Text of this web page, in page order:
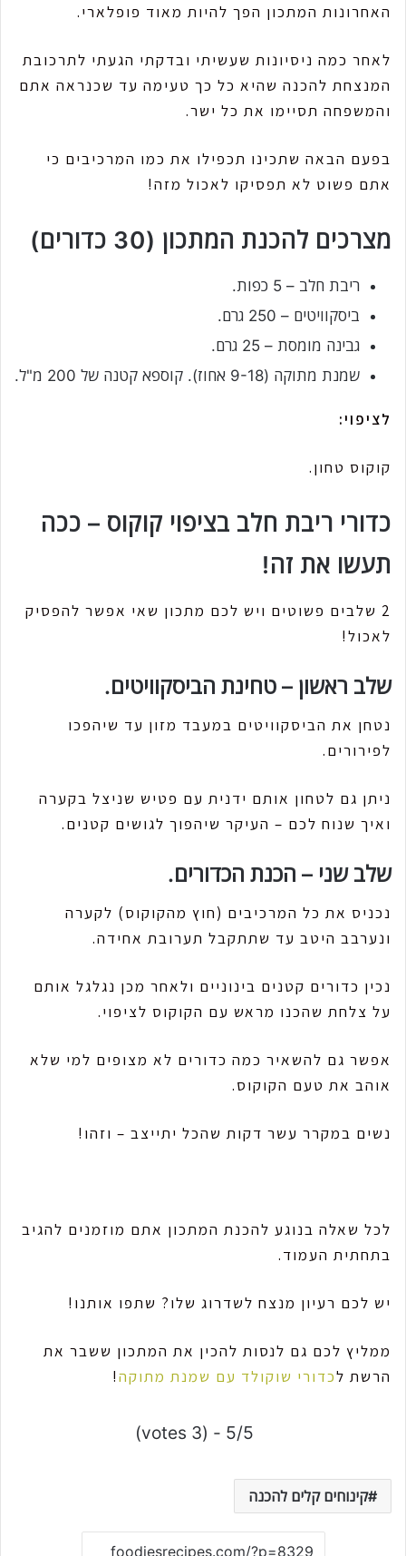
האחרונות המתכון הפך להיות מאוד פופלארי.
לאחר כמה ניסיונות שעשיתי ובדקתי הגעתי לתרכובת
המנצחת להכנה שהיא כל כך טעימה עד שכנראה אתם
והמשפחה תסיימו את כל ישר.
בפעם הבאה שתכינו תכפילו את כמו המרכיבים כי
אתם פשוט לא תפסיקו לאכול מזה!
מצרכים להכנת המתכון (30 כדורים)
ריבת חלב – 5 כפות.
ביסקוויטים – 250 גרם.
גבינה מומסת – 25 גרם.
שמנת מתוקה (9-18 אחוז). קוספא קטנה של 200 מ"ל.
לציפוי:
קוקוס טחון.
כדורי ריבת חלב בציפוי קוקוס – ככה
תעשו את זה!
2 שלבים פשוטים ויש לכם מתכון שאי אפשר להפסיק
לאכול!
שלב ראשון – טחינת הביסקוויטים.
נטחן את הביסקוויטים במעבד מזון עד שיהפכו
לפירורים.
ניתן גם לטחון אותם ידנית עם פטיש שניצל בקערה
ואיך שנוח לכם – העיקר שיהפוך לגושים קטנים.
שלב שני – הכנת הכדורים.
נכניס את כל המרכיבים (חוץ מהקוקוס) לקערה
ונערבב היטב עד שתתקבל תערובת אחידה.
נכין כדורים קטנים בינוניים ולאחר מכן נגלגל אותם
על צלחת שהכנו מראש עם הקוקוס לציפוי.
אפשר גם להשאיר כמה כדורים לא מצופים למי שלא
אוהב את טעם הקוקוס.
נשים במקרר עשר דקות שהכל יתייצב – וזהו!
לכל שאלה בנוגע להכנת המתכון אתם מוזמנים להגיב
בתחתית העמוד.
יש לכם רעיון מנצח לשדרוג שלו? שתפו אותנו!
ממליץ לכם גם לנסות להכין את המתכון ששבר את
הרשת לכדורי שוקולד עם שמנת מתוקה!
5/5 - (3 votes)
קינוחים קלים להכנה